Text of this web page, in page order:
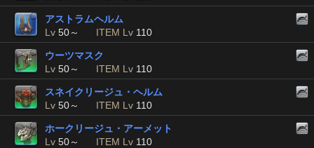
アストラムヘルム
Lv 50～ ITEM Lv 110
ウーツマスク
Lv 50～ ITEM Lv 110
スネイクリージュ・ヘルム
Lv 50～ ITEM Lv 110
ホークリージュ・アーメット
Lv 50～ ITEM Lv 110